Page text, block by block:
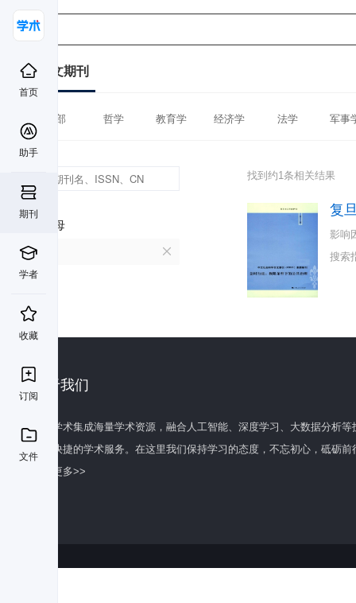
首页
助手
期刊
学者
收藏
订阅
文件
中文期刊
全部 哲学 教育学 经济学 法学 军事
首字母
F
找到约1条相关结果
复
影响
搜索
关于我们
百度学术集成海量学术资源，融合人工智能、深度学习、大数据分析
全面快捷的学术服务。在这里我们保持学习的态度，不忘初心，砥砺前
了解更多>>